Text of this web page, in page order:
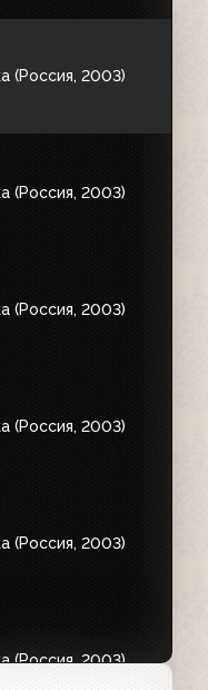
(Россия, 2003)
(Россия, 2003)
(Россия, 2003)
(Россия, 2003)
(Россия, 2003)
(Россия, 2003)